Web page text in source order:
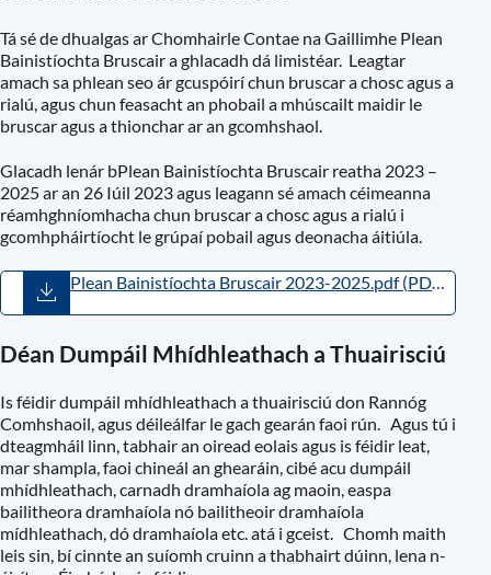
Tá sé de dhualgas ar Chomhairle Contae na Gaillimhe Plean
Bainistíochta Bruscair a ghlacadh dá limistéar. Leagtar
amach sa phlean seo ár gcuspóirí chun bruscar a chosc agus a
rialú, agus chun feasacht an phobail a mhúscailt maidir le
bruscar agus a thionchar ar an gcomhshaol.
Glacadh lenár bPlean Bainistíochta Bruscair reatha 2023 –
2025 ar an 26 Iúil 2023 agus leagann sé amach céimeanna
réamhghníomhacha chun bruscar a chosc agus a rialú i
gcomhpháirtíocht le grúpaí pobail agus deonacha áitiúla.
Plean Bainistíochta Bruscair 2023-2025.pdf(PDF
Déan Dumpáil Mhídhleathach a Thuairisciú
Is féidir dumpáil mhídhleathach a thuairisciú don Rannóg
Comhshaoil, agus déileálfar le gach gearán faoi rún. Agus tú i
dteagmháil linn, tabhair an oiread eolais agus is féidir leat,
mar shampla, faoi chineál an ghearáin, cibé acu dumpáil
mhídhleathach, carnadh dramhaíola ag maoin, easpa
bailitheora dramhaíola nó bailitheoir dramhaíola
mídhleathach, dó dramhaíola etc. atá i gceist. Chomh maith
leis sin, bí cinnte an suíomh cruinn a thabhairt dúinn, lena n-